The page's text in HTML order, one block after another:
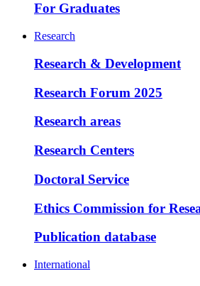
For Graduates
Research
Research & Development
Research Forum 2025
Research areas
Research Centers
Doctoral Service
Ethics Commission for
Publication database
International